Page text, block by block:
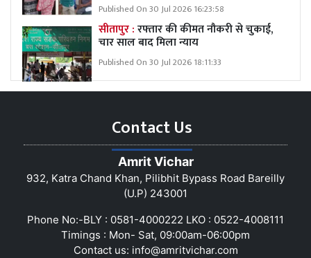
Published On 30 Jul 2026 16:23:58
सीतापुर :रफ्तार की कीमत नौकरी से चुकाई,
चार साल बाद मिला न्याय
Published On 30 Jul 2026 18:11:33
Contact Us
Amrit Vichar
932, Katra Chand Khan, Pilibhit Bypass Road Bareilly
(U.P) 243001
Phone No:-BLY : 0581-4000222 LKO : 0522-4008111
Timings : Mon- Sat, 09:00am-06:00pm
Contact us: info@amritvichar.com